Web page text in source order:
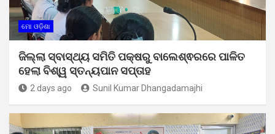
ମୋ ଓଡ଼ିଶା
ଜିଲ୍ଲା ସ୍ବାସ୍ଥ୍ୟ ସମିତି ପକ୍ଷରୁ ବାଲେଶ୍ଵରରେ ପାଳିତ
ହେଲା ବିଶ୍ୱ ସ୍ତନ୍ୟପାନ ସପ୍ତାହ
2 days ago Sunil Kumar Dhangadamajhi